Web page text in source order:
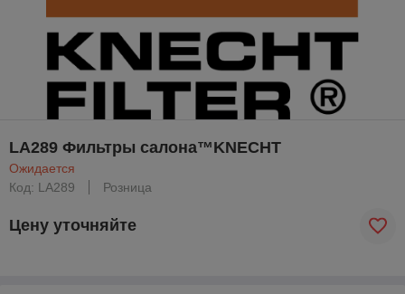
LA289 Фильтры салона™KNECHT
Ожидается
Код: LA289
Розница
Цену уточняйте